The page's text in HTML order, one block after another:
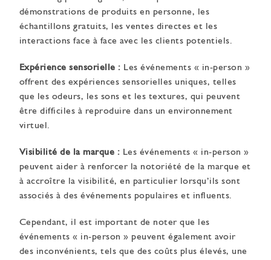
démonstrations de produits en personne, les
échantillons gratuits, les ventes directes et les
interactions face à face avec les clients potentiels.
Expérience sensorielle : Les événements « in-person »
offrent des expériences sensorielles uniques, telles
que les odeurs, les sons et les textures, qui peuvent
être difficiles à reproduire dans un environnement
virtuel.
Visibilité de la marque : Les événements « in-person »
peuvent aider à renforcer la notoriété de la marque et
à accroître la visibilité, en particulier lorsqu’ils sont
associés à des événements populaires et influents.
Cependant, il est important de noter que les
événements « in-person » peuvent également avoir
des inconvénients, tels que des coûts plus élevés, une